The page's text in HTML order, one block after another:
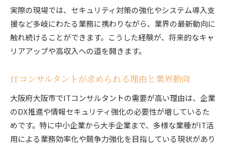
大阪府大阪市でITコンサルタントが活躍する場
ITコンサルタント需要が高まる背景を解説
大阪エリアのITコンサルタント就職事情とは
ITコンサルタントとして挑戦できる分野紹介
ITコンサルタント企業選びの重要ポイント解説
自分に合うITコンサルタント企業の見極め方
ITコンサルタントで後悔しない転職先の選び方
ITコンサルタント選択で注目すべき福利厚生
実際の現場では、セキュリティ対策の強化やシステム導入支
援など多岐にわたる業務に携わりながら、業界の最新動向に
触れ続けることができます。こうした経験が、将来的なキャ
リアアップや高収入への道を開きます。
ITコンサルタントが求められる理由と業界動向
大阪府大阪市でITコンサルタントの需要が高い理由は、企業
のDX推進や情報セキュリティ強化の必要性が増しているた
めです。特に中小企業から大手企業まで、多様な業種がIT活
用による業務効率化や競争力強化を目指している現状があり